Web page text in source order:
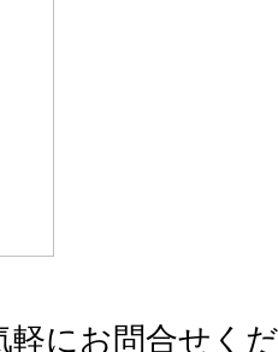
軽にお問合せく